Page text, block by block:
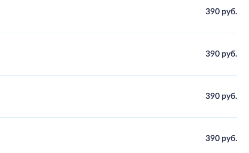
390 руб.
390 руб.
390 руб.
390 руб.